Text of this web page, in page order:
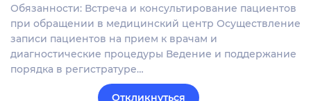
Обязанности: Встреча и консультирование пациентов
при обращении в медицинский центр Осуществление
записи пациентов на прием к врачам и
диагностические процедуры Ведение и поддержание
порядка в регистратуре…
Откликнуться